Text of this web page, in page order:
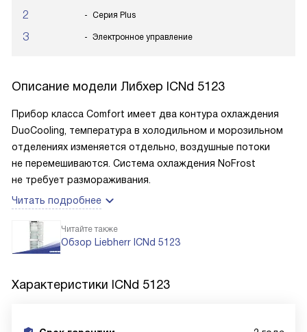
2 Серия Plus
3 Электронное управление
Описание модели Либхер ICNd 5123
Прибор класса Comfort имеет два контура охлаждения
DuoCooling, температура в холодильном и морозильном
отделениях изменяется отдельно, воздушные потоки
не перемешиваются. Система охлаждения NoFrost
не требует размораживания.
Читать подробнее
Читайте также
Обзор Liebherr ICNd 5123
Характеристики ICNd 5123